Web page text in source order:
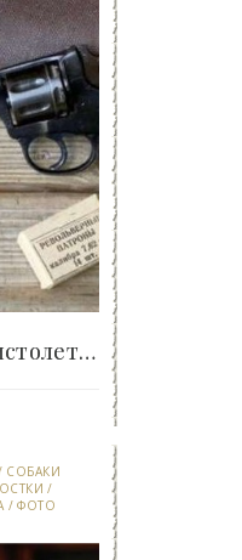
Почему самозарядный пистолет так и не смог..
СОБАКИ
/
/ФОТО